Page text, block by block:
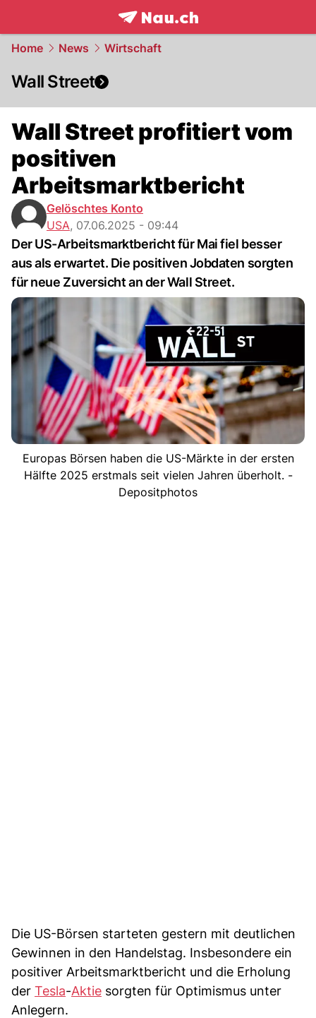
frontpage.NAU.ch
Home News Wirtschaft
Wall Street
Wall Street profitiert vom
positiven
Arbeitsmarktbericht
Gelöschtes Konto
USA, 07.06.2025 - 09:44
Der US-Arbeitsmarktbericht für Mai fiel besser
aus als erwartet. Die positiven Jobdaten sorgten
für neue Zuversicht an der Wall Street.
Europas Börsen haben die US-Märkte in der ersten
Hälfte 2025 erstmals seit vielen Jahren überholt. -
Depositphotos
Die US-Börsen starteten gestern mit deutlichen
Gewinnen in den Handelstag. Insbesondere ein
positiver Arbeitsmarktbericht und die Erholung
der Tesla-Aktie sorgten für Optimismus unter
Anlegern.